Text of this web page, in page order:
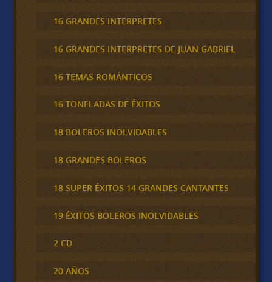
16 GRANDES INTERPRETES
16 GRANDES INTERPRETES DE JUAN GABRIEL
16 TEMAS ROMÁNTICOS
16 TONELADAS DE ÉXITOS
18 BOLEROS INOLVIDABLES
18 GRANDES BOLEROS
18 SUPER ÉXITOS 14 GRANDES CANTANTES
19 ÉXITOS BOLEROS INOLVIDABLES
2 CD
20 AÑOS